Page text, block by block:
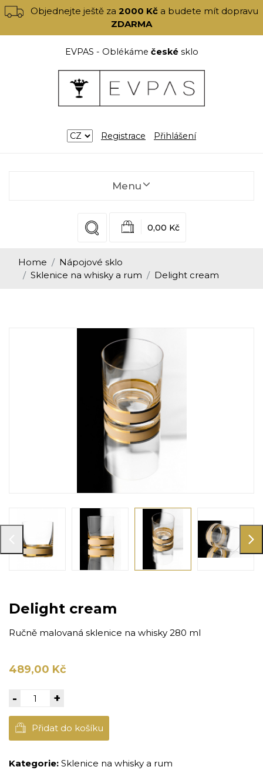
Objednejte ještě za2000 Kč a budete mít dopravu
ZDARMA
EVPAS - Oblékáme českésklo
Registrace Přihlášení
Menu
0,00 Kč
Home
Nápojové sklo
Sklenice na whisky a rum
Delight cream
Delight cream
Ručně malovaná sklenice na whisky 280 ml
489,00 Kč
- +
Přidat do košíku
Kategorie: Sklenice na whisky a rum